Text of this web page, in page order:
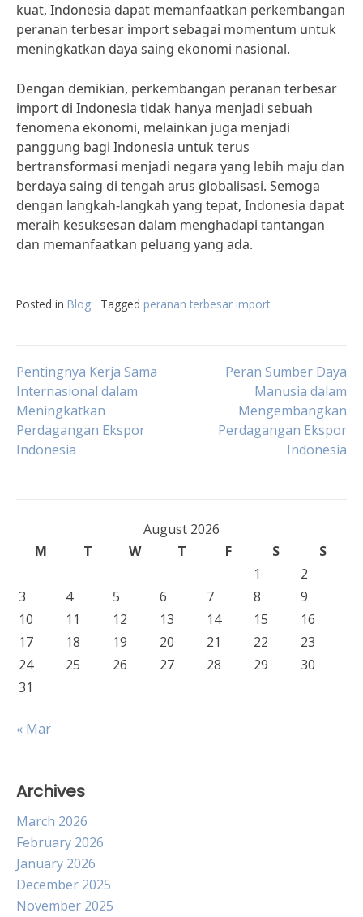
kuat, Indonesia dapat memanfaatkan perkembangan
peranan terbesar import sebagai momentum untuk
meningkatkan daya saing ekonomi nasional.
Dengan demikian, perkembangan peranan terbesar
import di Indonesia tidak hanya menjadi sebuah
fenomena ekonomi, melainkan juga menjadi
panggung bagi Indonesia untuk terus
bertransformasi menjadi negara yang lebih maju dan
berdaya saing di tengah arus globalisasi. Semoga
dengan langkah-langkah yang tepat, Indonesia dapat
meraih kesuksesan dalam menghadapi tantangan
dan memanfaatkan peluang yang ada.
Posted in Blog Tagged peranan terbesar import
Post
navigation
Pentingnya Kerja Sama
Internasional dalam
Meningkatkan
Perdagangan Ekspor
Indonesia
Peran Sumber Daya
Manusia dalam
Mengembangkan
Perdagangan Ekspor
Indonesia
August 2026
M
T W T F S
S
1
2
3
4 5 6 7 8
9
10
11 12 13 14 15
16
17
18 19 20 21 22
23
24
25 26 27 28 29
30
31
« Mar
Archives
March 2026
February 2026
January 2026
December 2025
November 2025